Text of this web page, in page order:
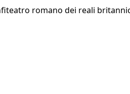
romano dei reali